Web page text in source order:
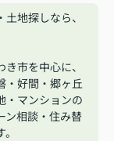
地探しなら、
市を中心に、
・好間・郷ヶ丘
・マンションの
ン相談・住み替